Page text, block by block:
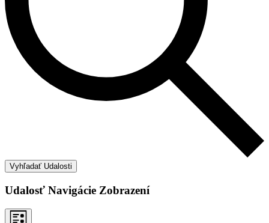
Vyhľadať Udalosti
Udalosť Navigácie Zobrazení